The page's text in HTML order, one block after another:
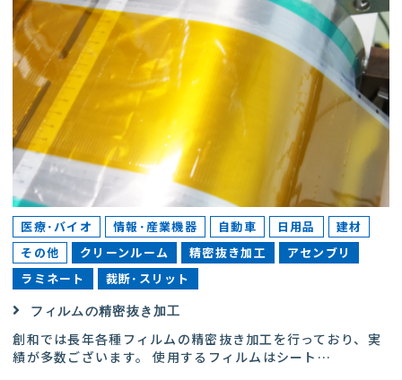
医療･バイオ 情報･産業機器 自動車 日用品
建材
その他
クリーンルーム 精密抜き加工
アセンブリ
ラミネート
裁断･スリット
フィルムの精密抜き加工
創和では長年各種フィルムの精密抜き加工を行っており、実
績が多数ございます。 使用するフィルムはシート …